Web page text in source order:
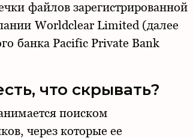
файлов зарегистрированной
Worldclear Limited (далее
банка Pacific Private Bank
что скрывать?
поиском
через которые ее